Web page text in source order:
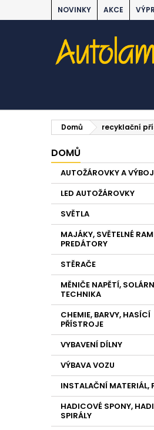
NOVINKY AKCE
Domů recyklační
DOMŮ
AUTOŽÁROVKY A
LED AUTOŽÁROVKY
SVĚTLA
MAJÁKY, SVĚTELNÉ
PREDÁTORY
STĚRAČE
MĚNIČE NAPĚTÍ,
TECHNIKA
CHEMIE, BARVY, HASÍCÍ
PŘÍSTROJE
VYBAVENÍ DÍLNY
VÝBAVA VOZU
INSTALAČNÍ MATERIÁL,
HADICOVÉ SPONY,
SPIRÁLY